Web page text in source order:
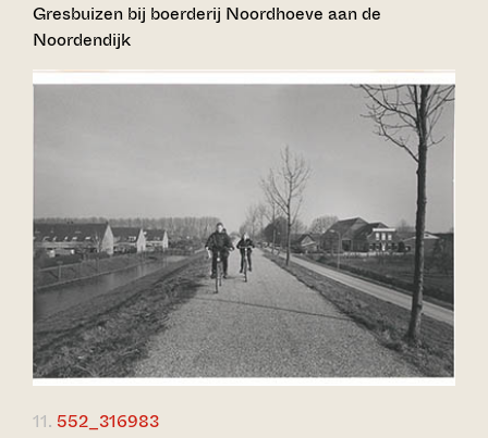
Gresbuizen bij boerderij Noordhoeve aan de
Noordendijk
11. 552_316983